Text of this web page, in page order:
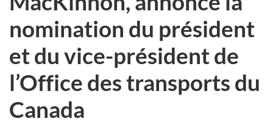
nomination du président
et du vice-président de
l’Office des transports du
Canada